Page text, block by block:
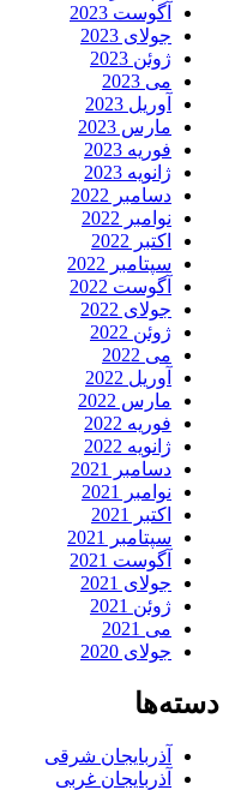
آگوست 2023
جولای 2023
ژوئن 2023
می 2023
آوریل 2023
مارس 2023
فوریه 2023
ژانویه 2023
دسامبر 2022
نوامبر 2022
اکتبر 2022
سپتامبر 2022
آگوست 2022
جولای 2022
ژوئن 2022
می 2022
آوریل 2022
مارس 2022
فوریه 2022
ژانویه 2022
دسامبر 2021
نوامبر 2021
اکتبر 2021
سپتامبر 2021
آگوست 2021
جولای 2021
ژوئن 2021
می 2021
جولای 2020
دسته‌ها
آذربایجان شرقی
آذربایجان غربی